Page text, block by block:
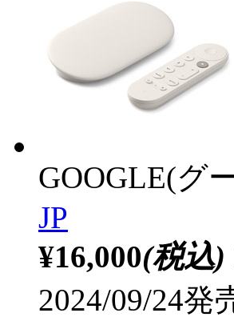
GOOGLE(グ
JP
¥16,000(税込)
2024/09/24発